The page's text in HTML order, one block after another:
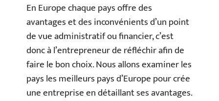
En Europe chaque pays offre des
avantages et des inconvénients d’un point
de vue administratif ou financier, c’est
donc à l’entrepreneur de réfléchir afin de
faire le bon choix. Nous allons examiner les
pays les meilleurs pays d’Europe pour crée
une entreprise en détaillant ses avantages.